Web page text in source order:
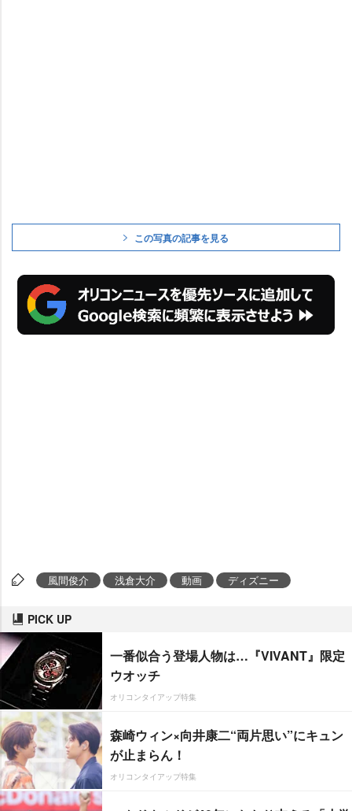
この写真の記事を見る
風間俊介 浅倉大介 動画 ディズニー
PICK UP
一番似合う登場人物は…『VIVANT』限定
ウオッチ
オリコンタイアップ特集
森崎ウィン×向井康二“両片思い”にキュン
が止まらん！
オリコンタイアップ特集